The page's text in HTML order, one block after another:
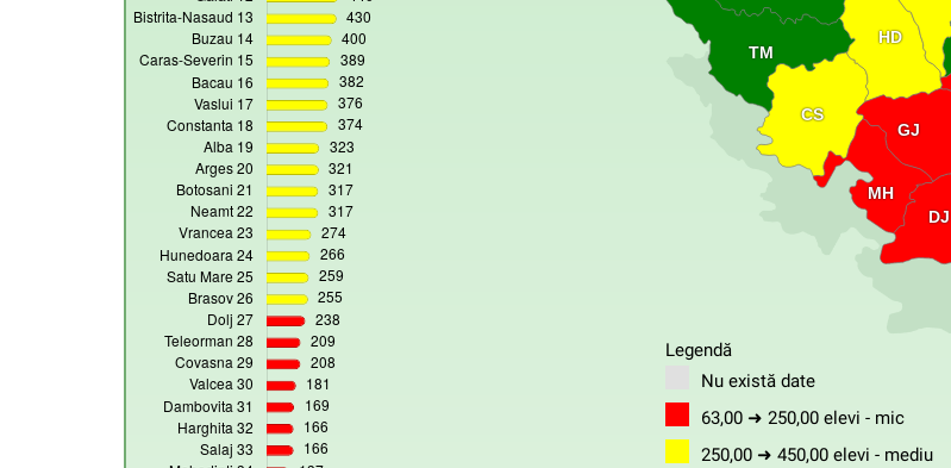
CS
TM
HD
DJ
GJ
MH
Legendă
Nu există date
63,00 ➜ 250,00 elevi - mic
250,00 ➜ 450,00 elevi - mediu